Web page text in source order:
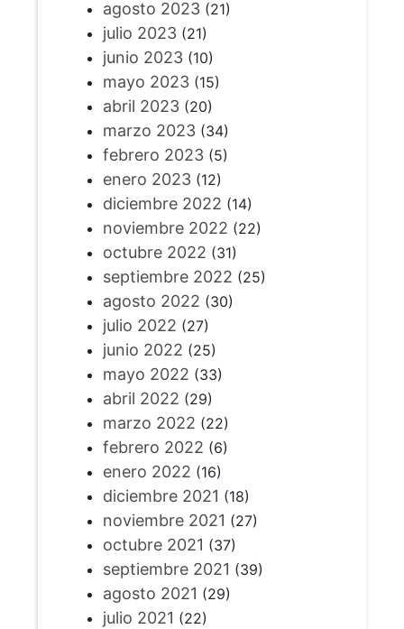
agosto 2023(21)
julio 2023(21)
junio 2023(10)
mayo 2023(15)
abril 2023(20)
marzo 2023(34)
febrero 2023(5)
enero 2023(12)
diciembre 2022 (14)
noviembre 2022 (22)
octubre 2022 (31)
septiembre 2022 (25)
agosto 2022 (30)
julio 2022 (27)
junio 2022 (25)
mayo 2022 (33)
abril 2022 (29)
marzo 2022 (22)
febrero 2022 (6)
enero 2022 (16)
diciembre 2021 (18)
noviembre 2021 (27)
octubre 2021 (37)
septiembre 2021 (39)
agosto 2021 (29)
julio 2021 (22)